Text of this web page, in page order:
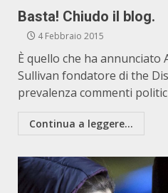
Basta! Chiudo il blog.
4 Febbraio 2015
È quello che ha annunciato
Sullivan fondatore di the
prevalenza commenti
Continua a leggere...